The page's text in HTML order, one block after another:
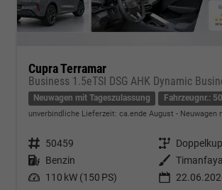
Cupra Terramar
Neuwagen mit Tageszulassung Fahrzeugnr.:
unverbindliche Lieferzeit: ca.ende August Neuwagen
Fahrzeugnr. 50459 Getriebe
Kraftstoff Benzin Außenfarbe
Leistung 110 kW (150 PS)